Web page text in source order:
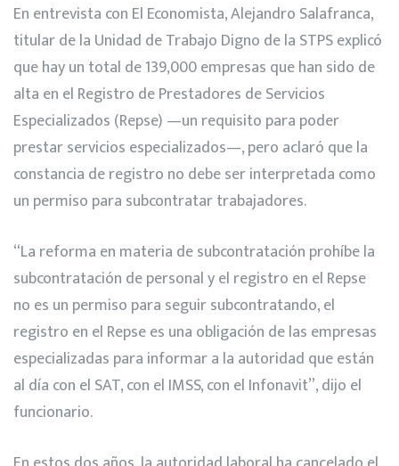
En entrevista con El Economista, Alejandro Salafranca,
titular de la Unidad de Trabajo Digno de la STPS explicó
que hay un total de 139,000 empresas que han sido de
alta en el Registro de Prestadores de Servicios
Especializados (Repse) —un requisito para poder
prestar servicios especializados—, pero aclaró que la
constancia de registro no debe ser interpretada como
un permiso para subcontratar trabajadores.
“La reforma en materia de subcontratación prohíbe la
subcontratación de personal y el registro en el Repse
no es un permiso para seguir subcontratando, el
registro en el Repse es una obligación de las empresas
especializadas para informar a la autoridad que están
al día con el SAT, con el IMSS, con el Infonavit”, dijo el
funcionario.